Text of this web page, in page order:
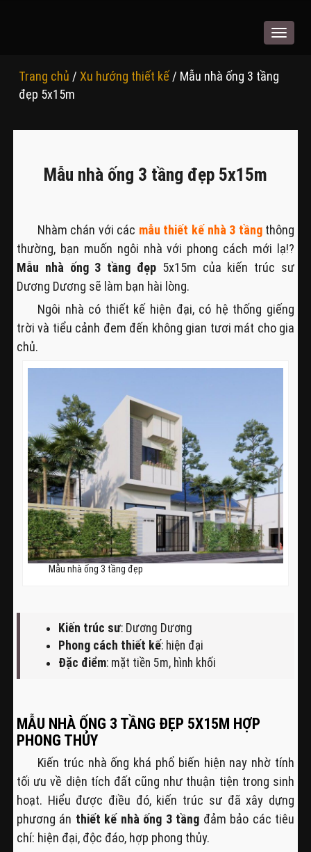
Toggle
Trang chủ / Xu hướng thiết kế/ Mẫu nhà ống 3 tầng
đẹp 5x15m
Mẫu nhà ống 3 tầng đẹp 5x15m
Nhàm chán với các mẫu thiết kế nhà 3 tầngthông
thường, bạn muốn ngôi nhà với phong cách mới lạ!?
Mẫu nhà ống 3 tầng đẹp 5x15m của kiến trúc sư
Dương Dương sẽ làm bạn hài lòng.
Ngôi nhà có thiết kế hiện đại, có hệ thống giếng
trời và tiểu cảnh đem đến không gian tươi mát cho gia
chủ.
Mẫu nhà ống 3 tầng đẹp
Kiến trúc sư: Dương Dương
Phong cách thiết kế: hiện đại
Đặc điểm: mặt tiền 5m, hình khối
MẪU NHÀ ỐNG 3 TẦNG ĐẸP 5X15M HỢP
PHONG THỦY
Kiến trúc nhà ống khá phổ biến hiện nay nhờ tính
tối ưu về diện tích đất cũng như thuận tiện trong sinh
hoạt. Hiểu được điều đó, kiến trúc sư đã xây dựng
phương án thiết kế nhà ống 3 tầng đảm bảo các tiêu
chí: hiện đại, độc đáo, hợp phong thủy.